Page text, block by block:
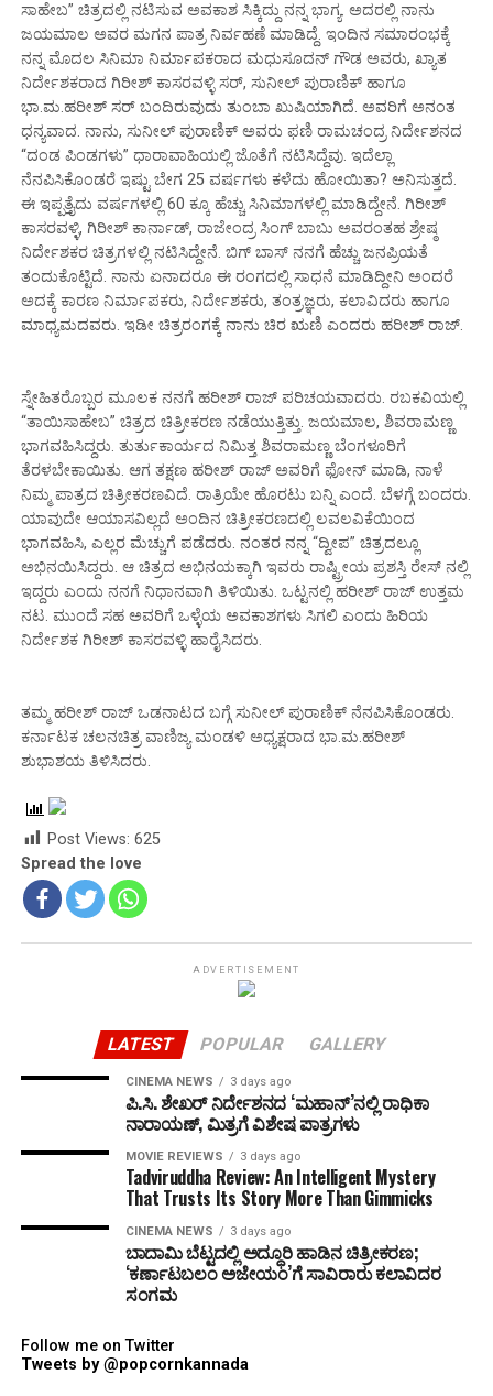
ಸಾಹೇಬ” ಚಿತ್ರದಲ್ಲಿ ನಟಿಸುವ ಅವಕಾಶ ಸಿಕ್ಕಿದ್ದು ನನ್ನ ಭಾಗ್ಯ. ಅದರಲ್ಲಿ ನಾನು
ಜಯಮಾಲ ಅವರ ಮಗನ ಪಾತ್ರ ನಿರ್ವಹಣೆ ಮಾಡಿದ್ದೆ. ಇಂದಿನ ಸಮಾರಂಭಕ್ಕೆ
ನನ್ನ ಮೊದಲ ಸಿನಿಮಾ ನಿರ್ಮಾಪಕರಾದ ಮಧುಸೂದನ್ ಗೌಡ ಅವರು, ಖ್ಯಾತ
ನಿರ್ದೇಶಕರಾದ ಗಿರೀಶ್ ಕಾಸರವಳ್ಳಿ ಸರ್, ಸುನೀಲ್ ಪುರಾಣಿಕ್ ಹಾಗೂ
ಭಾ.ಮ.ಹರೀಶ್ ಸರ್ ಬಂದಿರುವುದು ತುಂಬಾ ಖುಷಿಯಾಗಿದೆ. ಅವರಿಗೆ ಅನಂತ
ಧನ್ಯವಾದ. ನಾನು, ಸುನೀಲ್ ಪುರಾಣಿಕ್ ಅವರು ಫಣಿ ರಾಮಚಂದ್ರ ನಿರ್ದೇಶನದ
“ದಂಡ ಪಿಂಡಗಳು” ಧಾರಾವಾಹಿಯಲ್ಲಿ ಜೊತೆಗೆ ನಟಿಸಿದ್ದೆವು. ಇದೆಲ್ಲಾ
ನೆನಪಿಸಿಕೊಂಡರೆ ಇಷ್ಟು ಬೇಗ 25 ವರ್ಷಗಳು ಕಳೆದು ಹೋಯಿತಾ? ಅನಿಸುತ್ತದೆ.
ಈ ಇಪ್ಪತ್ತೈದು ವರ್ಷಗಳಲ್ಲಿ 60 ಕ್ಕೂ ಹೆಚ್ಚು ಸಿನಿಮಾಗಳಲ್ಲಿ ಮಾಡಿದ್ದೇನೆ. ಗಿರೀಶ್
ಕಾಸರವಳ್ಳಿ, ಗಿರೀಶ್ ಕಾರ್ನಾಡ್, ರಾಜೇಂದ್ರ ಸಿಂಗ್ ಬಾಬು ಅವರಂತಹ ಶ್ರೇಷ್ಠ
ನಿರ್ದೇಶಕರ ಚಿತ್ರಗಳಲ್ಲಿ ನಟಿಸಿದ್ದೇನೆ. ಬಿಗ್ ಬಾಸ್ ನನಗೆ ಹೆಚ್ಚು ಜನಪ್ರಿಯತೆ
ತಂದುಕೊಟ್ಟಿದೆ. ನಾನು ಏನಾದರೂ ಈ ರಂಗದಲ್ಲಿ ಸಾಧನೆ ಮಾಡಿದ್ದೀನಿ ಅಂದರೆ
ಅದಕ್ಕೆ ಕಾರಣ ನಿರ್ಮಾಪಕರು, ನಿರ್ದೇಶಕರು, ತಂತ್ರಜ್ಞರು, ಕಲಾವಿದರು ಹಾಗೂ
ಮಾಧ್ಯಮದವರು. ಇಡೀ ಚಿತ್ರರಂಗಕ್ಕೆ ನಾನು ಚಿರ ಋಣಿ ಎಂದರು ಹರೀಶ್ ರಾಜ್.
ಸ್ನೇಹಿತರೊಬ್ಬರ ಮೂಲಕ ನನಗೆ ಹರೀಶ್ ರಾಜ್ ಪರಿಚಯವಾದರು. ರಬಕವಿಯಲ್ಲಿ
“ತಾಯಿಸಾಹೇಬ” ಚಿತ್ರದ ಚಿತ್ರೀಕರಣ ನಡೆಯುತ್ತಿತ್ತು. ಜಯಮಾಲ, ಶಿವರಾಮಣ್ಣ
ಭಾಗವಹಿಸಿದ್ದರು. ತುರ್ತುಕಾರ್ಯದ ನಿಮಿತ್ತ ಶಿವರಾಮಣ್ಣ ಬೆಂಗಳೂರಿಗೆ
ತೆರಳಬೇಕಾಯಿತು. ಆಗ ತಕ್ಷಣ ಹರೀಶ್ ರಾಜ್ ಅವರಿಗೆ ಫೋನ್ ಮಾಡಿ, ನಾಳೆ
ನಿಮ್ಮ ಪಾತ್ರದ ಚಿತ್ರೀಕರಣವಿದೆ. ರಾತ್ರಿಯೇ ಹೊರಟು ಬನ್ನಿ ಎಂದೆ. ಬೆಳಗ್ಗೆ ಬಂದರು.
ಯಾವುದೇ ಆಯಾಸವಿಲ್ಲದೆ ಅಂದಿನ ಚಿತ್ರೀಕರಣದಲ್ಲಿ ಲವಲವಿಕೆಯಿಂದ
ಭಾಗವಹಿಸಿ, ಎಲ್ಲರ ಮೆಚ್ಚುಗೆ ಪಡೆದರು. ನಂತರ ನನ್ನ “ದ್ವೀಪ” ಚಿತ್ರದಲ್ಲೂ
ಅಭಿನಯಿಸಿದ್ದರು. ಆ ಚಿತ್ರದ ಅಭಿನಯಕ್ಕಾಗಿ ಇವರು ರಾಷ್ಟ್ರೀಯ ಪ್ರಶಸ್ತಿ ರೇಸ್ ನಲ್ಲಿ
ಇದ್ದರು ಎಂದು ನನಗೆ ನಿಧಾನವಾಗಿ ತಿಳಿಯಿತು. ಒಟ್ಟನಲ್ಲಿ ಹರೀಶ್ ರಾಜ್ ಉತ್ತಮ
ನಟ.‌ ಮುಂದೆ ಸಹ ಅವರಿಗೆ ಒಳ್ಳೆಯ ಅವಕಾಶಗಳು ಸಿಗಲಿ ಎಂದು ಹಿರಿಯ
ನಿರ್ದೇಶಕ ಗಿರೀಶ್ ಕಾಸರವಳ್ಳಿ ಹಾರೈಸಿದರು.
ತಮ್ಮ ಹರೀಶ್ ರಾಜ್ ಒಡನಾಟದ ಬಗ್ಗೆ ಸುನೀಲ್ ಪುರಾಣಿಕ್ ನೆನಪಿಸಿಕೊಂಡರು.
ಕರ್ನಾಟಕ ಚಲನಚಿತ್ರ ವಾಣಿಜ್ಯ ಮಂಡಳಿ ಅಧ್ಯಕ್ಷರಾದ ಭಾ.ಮ.ಹರೀಶ್
ಶುಭಾಶಯ ತಿಳಿಸಿದರು.
Post Views: 625
Spread the love
ADVERTISEMENT
LATEST POPULAR GALLERY
CINEMA NEWS 3 days ago
ಪಿ.ಸಿ. ಶೇಖರ್ ನಿರ್ದೇಶನದ ‘ಮಹಾನ್’ನಲ್ಲಿ ರಾಧಿಕಾ
ನಾರಾಯಣ್, ಮಿತ್ರಗೆ ವಿಶೇಷ ಪಾತ್ರಗಳು
MOVIE REVIEWS 3 days ago
Tadviruddha Review: An Intelligent Mystery
That Trusts Its Story More Than Gimmicks
CINEMA NEWS 3 days ago
ಬಾದಾಮಿ ಬೆಟ್ಟದಲ್ಲಿ ಅದ್ಧೂರಿ ಹಾಡಿನ ಚಿತ್ರೀಕರಣ;
‘ಕರ್ಣಾಟಬಲಂ ಅಜೇಯಂ’ಗೆ ಸಾವಿರಾರು ಕಲಾವಿದರ
ಸಂಗಮ
Follow me on Twitter
Tweets by @popcornkannada